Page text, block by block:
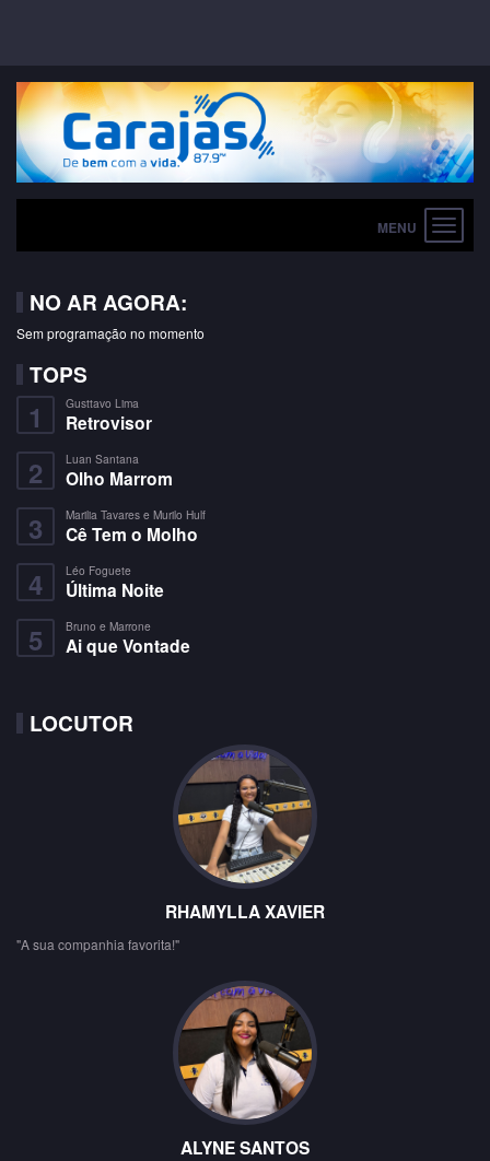
Toggle
NO AR AGORA:
Sem programação no momento
TOPS
1 Gusttavo Lima
Retrovisor
2 Luan Santana
Olho Marrom
3 Marilia Tavares e Murilo Hulf
Cê Tem o Molho
4 Léo Foguete
Última Noite
5 Bruno e Marrone
Ai que Vontade
LOCUTOR
RHAMYLLA XAVIER
"A sua companhia favorita!"
ALYNE SANTOS